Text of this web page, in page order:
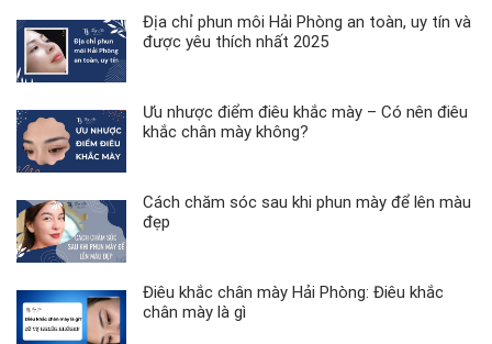
Địa chỉ phun môi Hải Phòng an toàn, uy tín và
được yêu thích nhất 2025
Ưu nhược điểm điêu khắc mày – Có nên điêu
khắc chân mày không?
Cách chăm sóc sau khi phun mày để lên màu
đẹp
Điêu khắc chân mày Hải Phòng: Điêu khắc
chân mày là gì